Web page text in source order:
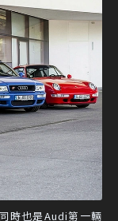
時也是Audi第一輛